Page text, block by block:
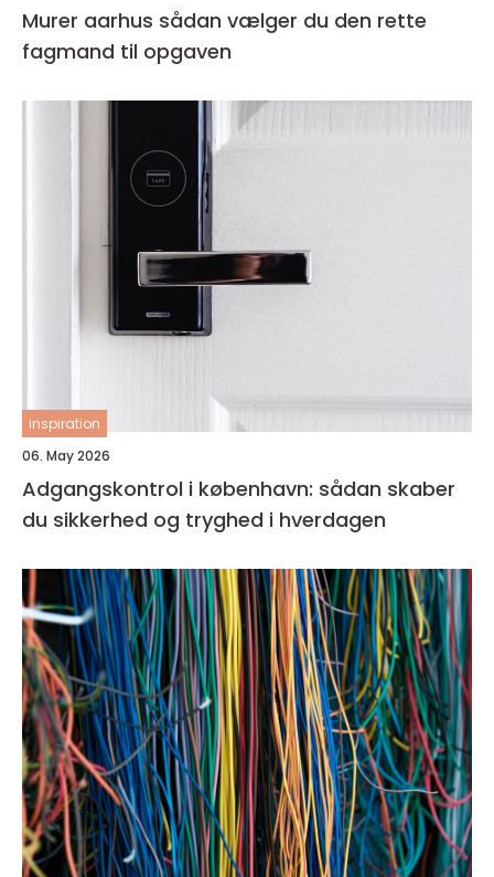
Murer aarhus sådan vælger du den rette
fagmand til opgaven
inspiration
06. May 2026
Adgangskontrol i københavn: sådan skaber
du sikkerhed og tryghed i hverdagen